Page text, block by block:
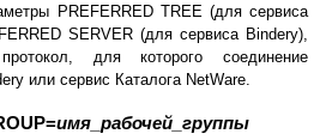
PREFERRED TREE (для сервиса
SERVER (для сервиса Bindery),
для которого соединение
или сервис Каталога NetWare.
имя_рабочей_группы